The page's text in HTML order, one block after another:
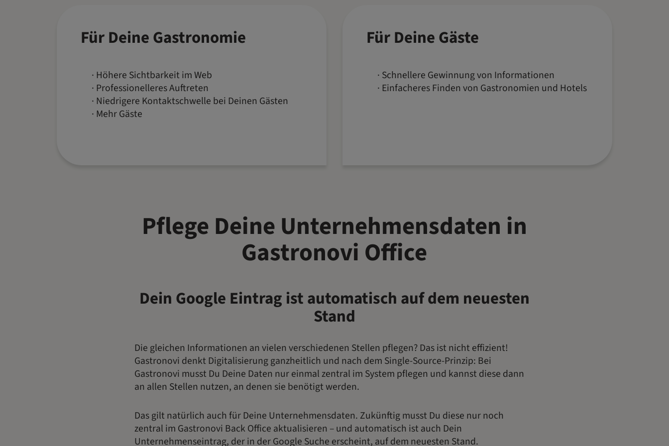
Für Deine Gastronomie
Höhere Sichtbarkeit im Web
Professionelleres Auftreten
Niedrigere Kontaktschwelle bei Deinen Gästen
Mehr Gäste
Für Deine Gäste
Schnellere Gewinnung von Informationen
Einfacheres Finden von Gastronomien und Hotels
Pflege Deine Unternehmensdaten in
Gastronovi Office
Dein Google Eintrag ist automatisch auf dem neuesten
Stand
Die gleichen Informationen an vielen verschiedenen Stellen pflegen? Das ist nicht effizient!
Gastronovi denkt Digitalisierung ganzheitlich und nach dem Single-Source-Prinzip: Bei
Gastronovi musst Du Deine Daten nur einmal zentral im System pflegen und kannst diese dann
an allen Stellen nutzen, an denen sie benötigt werden.
Das gilt natürlich auch für Deine Unternehmensdaten. Zukünftig musst Du diese nur noch
zentral im Gastronovi Back Office aktualisieren – und automatisch ist auch Dein
Unternehmenseintrag, der in der Google Suche erscheint, auf dem neuesten Stand.